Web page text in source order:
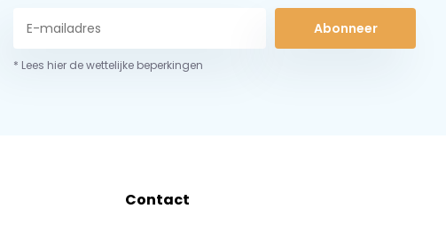
Abonneer
* Lees hier de wettelijke beperkingen
Contact